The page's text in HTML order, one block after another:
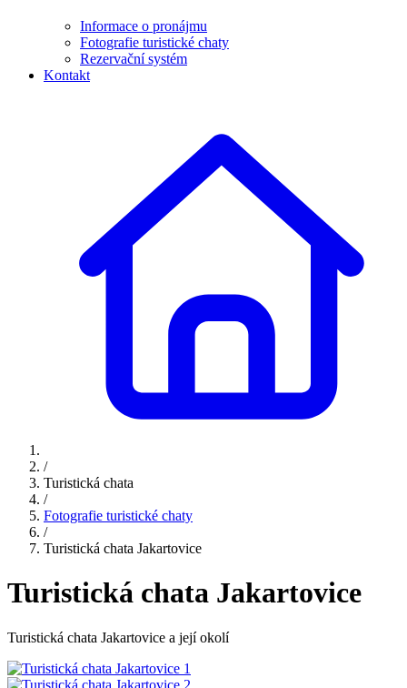
Informace o pronájmu
Fotografie turistické chaty
Rezervační systém
Kontakt
/
Turistická chata
/
Fotografie turistické chaty
/
Turistická chata Jakartovice
Turistická chata Jakartovice
Turistická chata Jakartovice a její okolí